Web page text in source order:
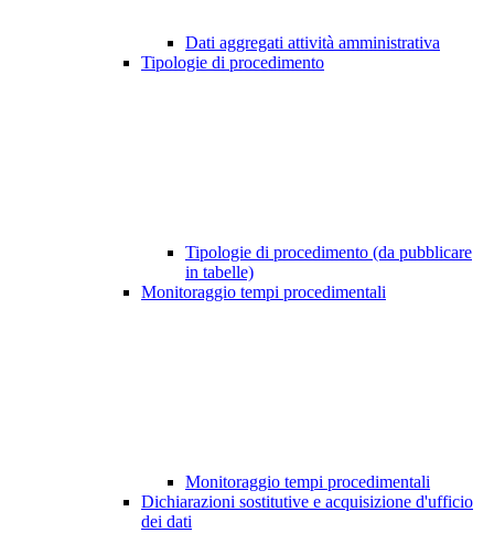
Dati aggregati attività amministrativa
Tipologie di procedimento
Tipologie di procedimento (da pubblicare
in tabelle)
Monitoraggio tempi procedimentali
Monitoraggio tempi procedimentali
Dichiarazioni sostitutive e acquisizione d'ufficio
dei dati